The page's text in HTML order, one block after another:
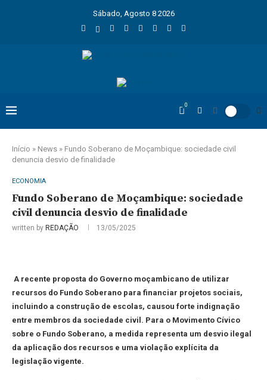
Sábado, Agosto 8 2026
0
Início » News » Fundo Soberano de Moçambique: sociedade civil
denuncia desvio de finalidade
ECONOMIA
Fundo Soberano de Moçambique: sociedade
civil denuncia desvio de finalidade
written by REDAÇÃO 13/05/2025
A recente proposta do Governo moçambicano de utilizar
recursos do Fundo Soberano para financiar projetos sociais,
incluindo a construção de escolas, causou forte indignação
entre membros da sociedade civil. Para o Movimento Cívico
sobre o Fundo Soberano, a medida representa um desvio ilegal
da aplicação dos recursos e uma violação explícita da
legislação vigente.